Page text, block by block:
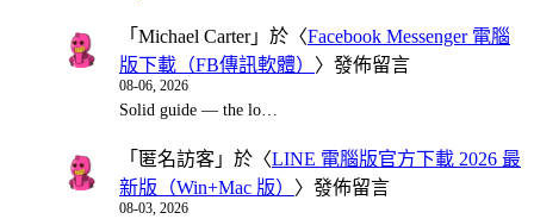
「 Michael Carter」於〈Facebook Messenger 電腦
版下載（FB傳訊軟體） 〉發佈留言
08-06, 2026
Solid guide — the lo…
「 匿名訪客 」於〈LINE 電腦版官方下載 2026 最
新版（Win+Mac 版） 〉發佈留言
08-03, 2026